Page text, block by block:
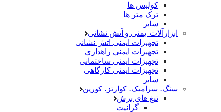
کولیس ها
ترک متر ها
سایر
ابزارآلات ایمنی و آتش نشانی
تجهیزات ایمنی اتش نشانی
تجهیزات ایمنی راهداری
تجهیزات ایمنی ساختمانی
تجهیزات ایمنی کارگاهی
سایر
سنگ، سرامیک، کوارتز، کورین
تیغ های برش
گرانیت